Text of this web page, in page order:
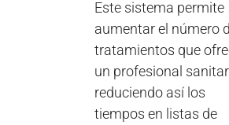
Este sistema permite
aumentar el número
tratamientos que
un profesional
reduciendo así los
tiempos en listas de